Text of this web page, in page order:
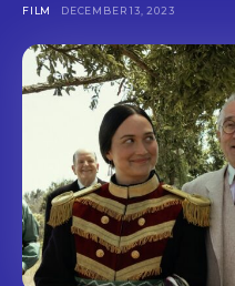
FILM DECEMBER 13, 2023